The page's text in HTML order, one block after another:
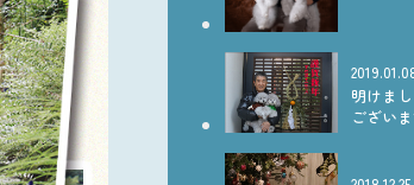
明けま
ござい